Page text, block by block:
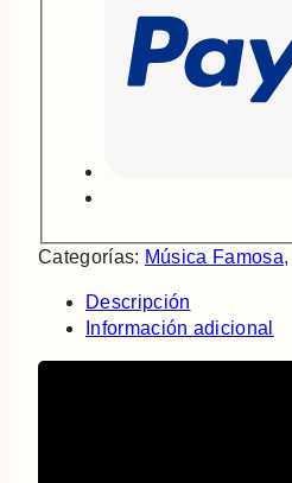
Categorías: Música Famosa,
Descripción
Información adicional